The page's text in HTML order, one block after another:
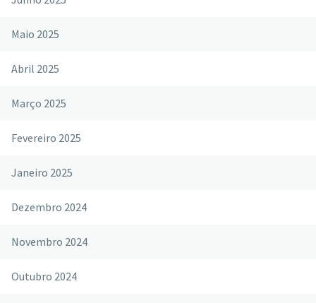
Maio 2025
Abril 2025
Março 2025
Fevereiro 2025
Janeiro 2025
Dezembro 2024
Novembro 2024
Outubro 2024